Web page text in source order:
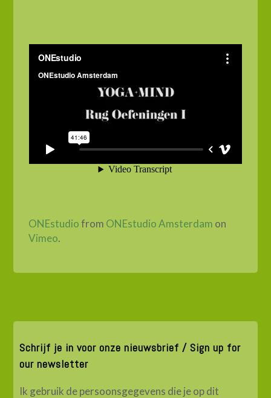
ONEstudiofrom ONEstudio Amsterdam on
Vimeo.
Schrijf je in voor onze nieuwsbrief / Sign up for
our newsletter
Ik gebruik de persoonsgegevens die je op dit